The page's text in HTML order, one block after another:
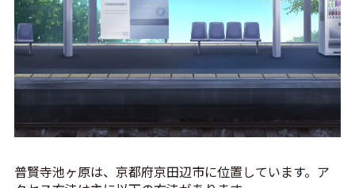
普賢寺池ヶ原は、京都府京田辺市に位置しています。ア